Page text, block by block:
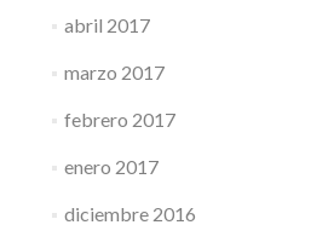
abril 2017
marzo 2017
febrero 2017
enero 2017
diciembre 2016